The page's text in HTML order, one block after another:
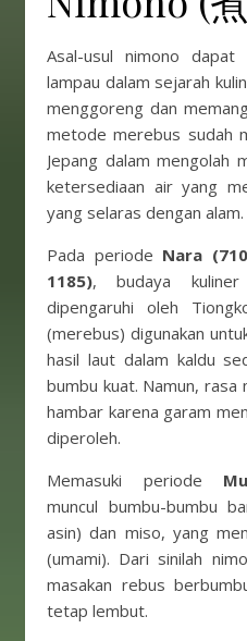
Asal-usul nimono
lampau dalam sejarah
menggoreng dan
metode merebus sudah
Jepang dalam mengolah
ketersediaan air yang
yang selaras dengan alam.
Pada periode Nara
1185), budaya kuliner
dipengaruhi oleh
(merebus) digunakan
hasil laut dalam kaldu
bumbu kuat. Namun, rasa
hambar karena garam
diperoleh.
Memasuki periode
muncul bumbu-bumbu
asin) dan miso, yang
(umami). Dari sinilah
masakan rebus
tetap lembut.